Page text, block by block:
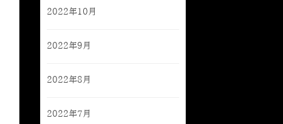
2022年10月
2022年9月
2022年8月
2022年7月